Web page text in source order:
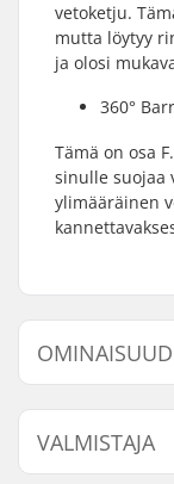
vetoketju.
mutta löytyy
ja olosi
360°
Tämä on osa
sinulle suojaa
ylimääräinen
Taitotaso:
Paksuus:
Aktiviteetti:
VALMISTAJA